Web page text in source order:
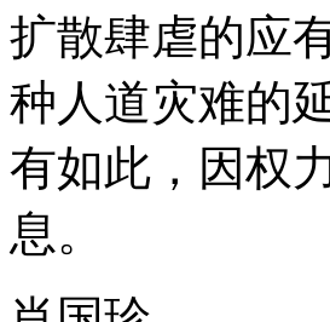
扩散肆虐的应
种人道灾难的
有如此，因权
息。